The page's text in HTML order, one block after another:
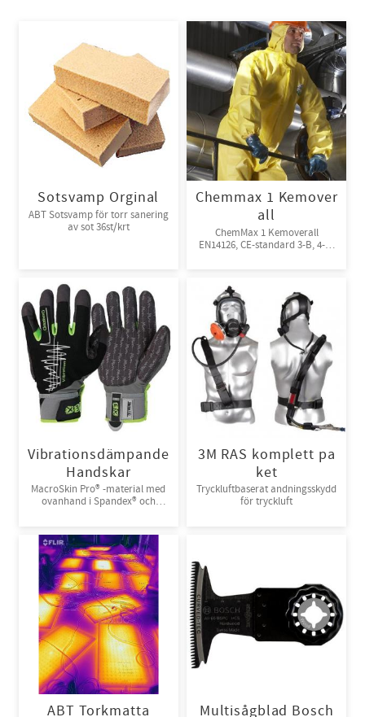
Sotsvamp Orginal
ABT Sotsvamp för torr sanering
av sot 36st/krt
Chemmax 1 Kemover
all
ChemMax 1 Kemoverall
EN14126, CE-standard 3-B, 4-B,
Vibrationsdämpande
Handskar
MacroSkin Pro® -material med
ovanhand i Spandex® och
3M RAS komplett pa
ket
Tryckluftbaserat andningsskydd
för tryckluft
ABT Torkmatta
Multisågblad Bosch